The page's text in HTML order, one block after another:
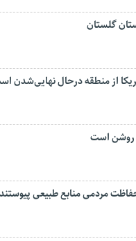
گلستان
از منطقه درحال نهایی‌شدن
روشن است